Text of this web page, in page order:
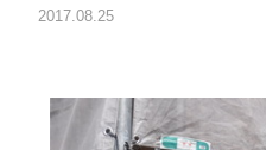
2017.08.25